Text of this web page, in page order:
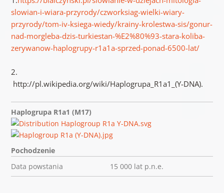
slowian-i-wiara-przyrody/czworksiag-wielki-wiary-
przyrody/tom-iv-ksiega-wiedy/krainy-krolestwa-sis/gonur-
nad-morgleba-dzis-turkiestan-%E2%80%93-stara-koliba-
zerywanow-haplogrupy-r1a1a-sprzed-ponad-6500-lat/
2.
http://pl.wikipedia.org/wiki/Haplogrupa_R1a1_(Y-DNA).
Haplogrupa R1a1 (M17)
Pochodzenie
Data powstania
15 000 lat p.n.e.